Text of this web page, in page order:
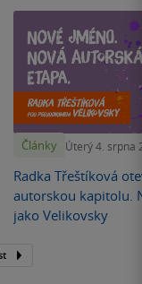
Články Úterý 4. srpna
Radka Třeštíková
autorskou kapitolu.
jako Velikovsky